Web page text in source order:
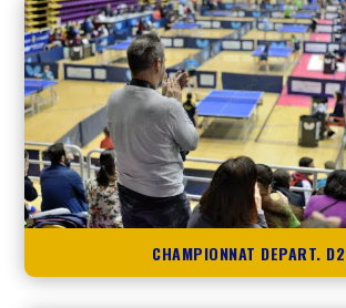
CHAMPIONNAT DEPART. D2